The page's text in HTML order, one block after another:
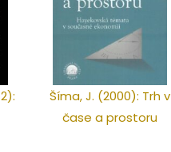
Šíma, J. (2000): Trh v
čase a prostoru